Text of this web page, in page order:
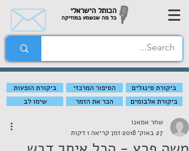
הכותל הישראלי
כל מה שנשמע במוזיקה
ביקורת הופעות הסיפור המרכזי
ביקורת סינגלים
שימו לב
הכר את הזמר ביקורת אלבומים
שחר אמאנו
27 באוק׳ 2018
זמן קריאה 1 דקות